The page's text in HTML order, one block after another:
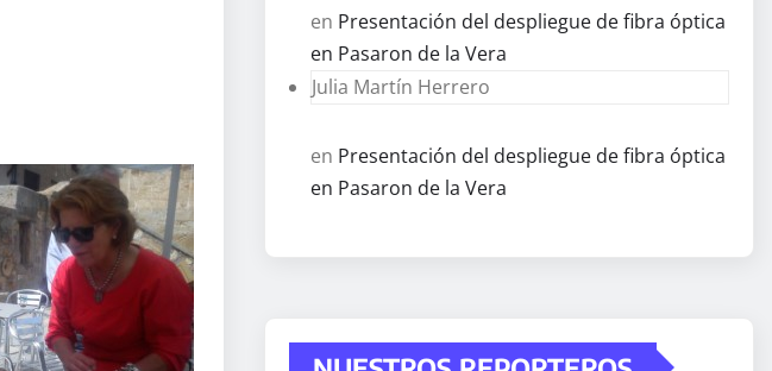
en Presentación del despliegue de fibra óptica
en Pasaron de la Vera
Julia Martín Herrero
en Presentación del despliegue de fibra óptica
en Pasaron de la Vera